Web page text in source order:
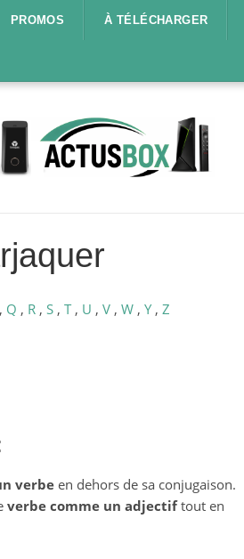
PROMOS À TÉLÉCHARGER
Q , R, S, T, U , V, W, Y, Z
verbeen dehors de sa conjugaison.
verbe comme un adjectiftout en